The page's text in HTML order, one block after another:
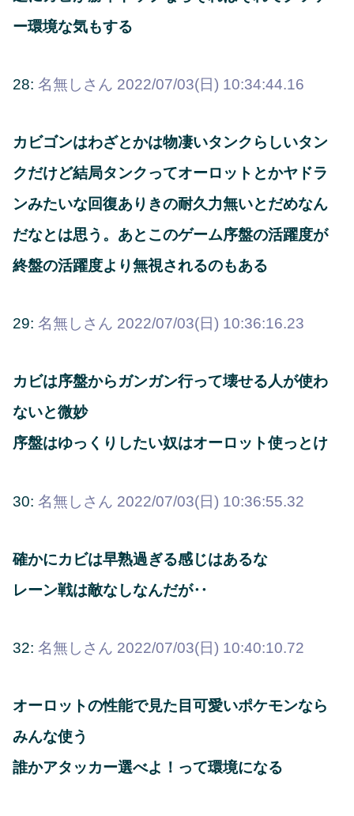
ー環境な気もする
28: 名無しさん 2022/07/03(日) 10:34:44.16
カビゴンはわざとかは物凄いタンクらしいタン
クだけど結局タンクってオーロットとかヤドラ
ンみたいな回復ありきの耐久力無いとだめなん
だなとは思う。あとこのゲーム序盤の活躍度が
終盤の活躍度より無視されるのもある
29: 名無しさん 2022/07/03(日) 10:36:16.23
カビは序盤からガンガン行って壊せる人が使わ
ないと微妙
序盤はゆっくりしたい奴はオーロット使っとけ
30: 名無しさん 2022/07/03(日) 10:36:55.32
確かにカビは早熟過ぎる感じはあるな
レーン戦は敵なしなんだが‥
32: 名無しさん 2022/07/03(日) 10:40:10.72
オーロットの性能で見た目可愛いポケモンなら
みんな使う
誰かアタッカー選べよ！って環境になる